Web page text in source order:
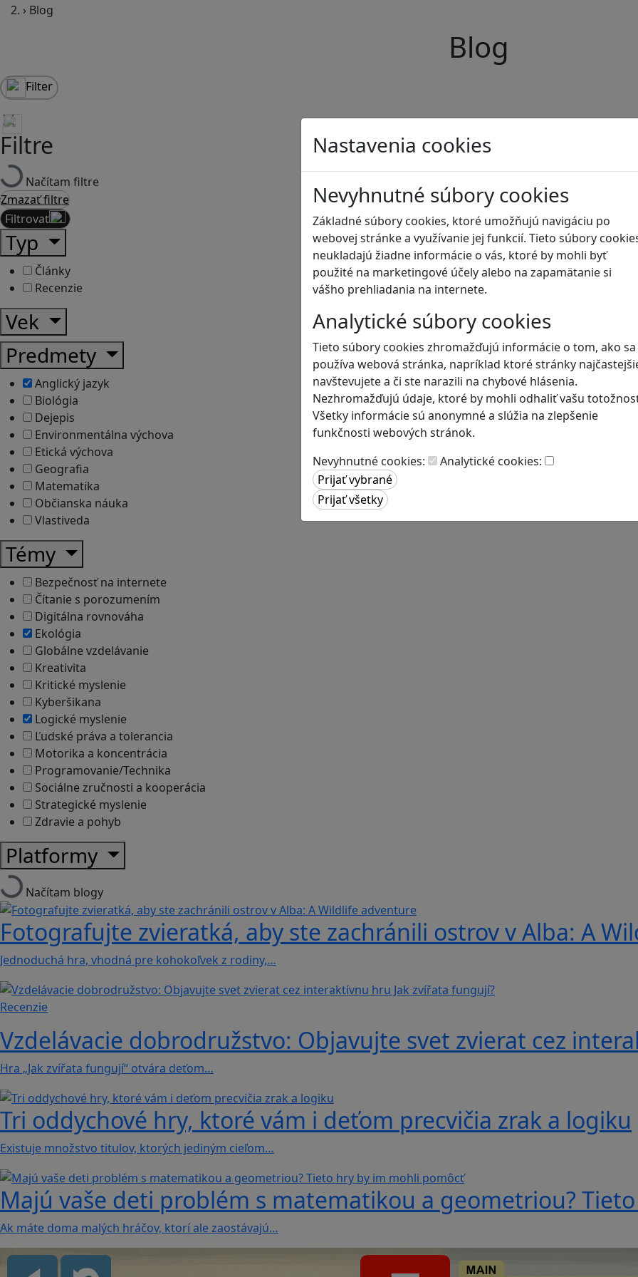
Nastavenia cookies
Nevyhnutné súbory cookies
Základné súbory cookies, ktoré umožňujú navigáciu po
webovej stránke a využívanie jej funkcií. Tieto súbory
neukladajú žiadne informácie o vás, ktoré by mohli byť
použité na marketingové účely alebo na zapamätanie si
vášho prehliadania na internete.
Analytické súbory cookies
Tieto súbory cookies zhromažďujú informácie o tom, ako sa
používa webová stránka, napríklad ktoré stránky
navštevujete a či ste narazili na chybové hlásenia.
Nezhromažďujú údaje, ktoré by mohli odhaliť vašu
Všetky informácie sú anonymné a slúžia na zlepšenie
funkčnosti webových stránok.
Nevyhnutné cookies:
Analytické cookies:
› Blog
Blog
Filter
Filtre
Načítam filtre
Zmazať filtre
Filtrovať
Typ
Články
Recenzie
Vek
Predmety
Anglický jazyk
Biológia
Dejepis
Environmentálna výchova
Etická výchova
Geografia
Matematika
Občianska náuka
Vlastiveda
Témy
Bezpečnosť na internete
Čítanie s porozumením
Digitálna rovnováha
Ekológia
Globálne vzdelávanie
Kreativita
Kritické myslenie
Kyberšikana
Logické myslenie
Ľudské práva a tolerancia
Motorika a koncentrácia
Programovanie/Technika
Sociálne zručnosti a kooperácia
Strategické myslenie
Zdravie a pohyb
Platformy
Načítam blogy
Fotografujte zvieratká, aby ste zachránili ostrov v Alba: A
Jednoduchá hra, vhodná pre kohokoľvek z rodiny,…
Recenzie
Vzdelávacie dobrodružstvo: Objavujte svet zvierat cez
Hra „Jak zvířata fungují“ otvára deťom…
Tri oddychové hry, ktoré vám i deťom precvičia zrak a logiku
Existuje množstvo titulov, ktorých jediným cieľom…
Majú vaše deti problém s matematikou a geometriou?
Ak máte doma malých hráčov, ktorí ale zaostávajú…